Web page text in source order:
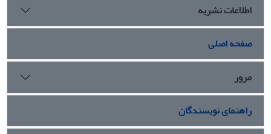
اطلاعات نشریه
صفحه اصلی
مرور
راهنمای نویسندگان